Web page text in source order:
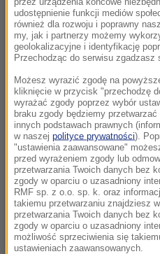
udostępnienie funkcji mediów
również dla rozwoju i poprawny
my, jak i partnerzy możemy
geolokalizacyjne i identyfikację
Przechodząc do serwisu zgadzasz
Możesz wyrazić zgodę na
kliknięcie w przycisk "przechodzę
wyrażać zgody poprzez wybór
braku zgody będziemy
innych podstawach prawnych
w naszej polityce prywatności).
"ustawienia zaawansowane"
przed wyrażeniem zgody lub
przetwarzania Twoich danych bez
zgody w oparciu o uzasadniony
RMF sp. z o.o. sp. k. oraz
takiemu przetwarzaniu znajdziesz w
przetwarzania Twoich danych bez
zgody w oparciu o uzasadniony
możliwość sprzeciwienia się
ustawieniach zaawansowanych.